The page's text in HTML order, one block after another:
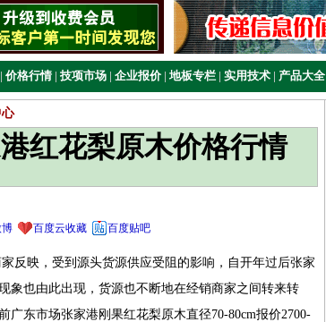
| 价格行情 | 技项市场 | 企业报价 | 地板专栏 | 实用技术 | 产品大全
红花梨原木价格行情
博 百度云收藏 百度贴吧
反映，受到源头货源供应受阻的影响，自开年过后张家
象也由此出现，货源也不断地在经销商家之间转来转
东市场张家港刚果红花梨原木直径70-80cm报价2700-